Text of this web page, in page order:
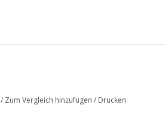
/ Zum Vergleich hinzufügen / Drucken